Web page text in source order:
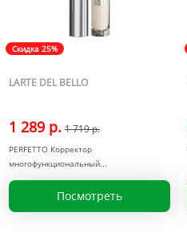
Скидка 25%
LARTE DEL BELLO
1 289 р. 1 719 р.
PERFETTO Корректор
многофункциональный
Посмотреть